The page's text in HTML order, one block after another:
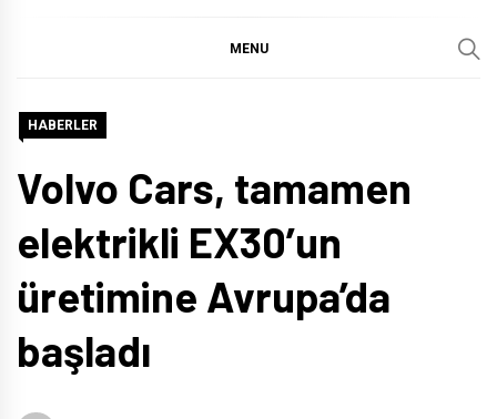
MENU
HABERLER
Volvo Cars, tamamen
elektrikli EX30’un
üretimine Avrupa’da
başladı